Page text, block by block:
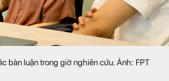
bàn luận trong giờ nghiên cứu. Ảnh: FPT